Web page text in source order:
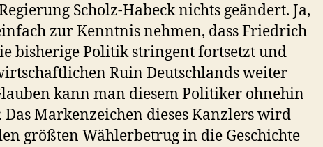
Scholz-Habeck nichts geändert. Ja,
zur Kenntnis nehmen, dass Friedrich
bisherige Politik stringent fortsetzt und
Ruin Deutschlands weiter
kann man diesem Politiker ohnehin
Das Markenzeichen dieses Kanzlers wird
größten Wählerbetrug in die Geschichte